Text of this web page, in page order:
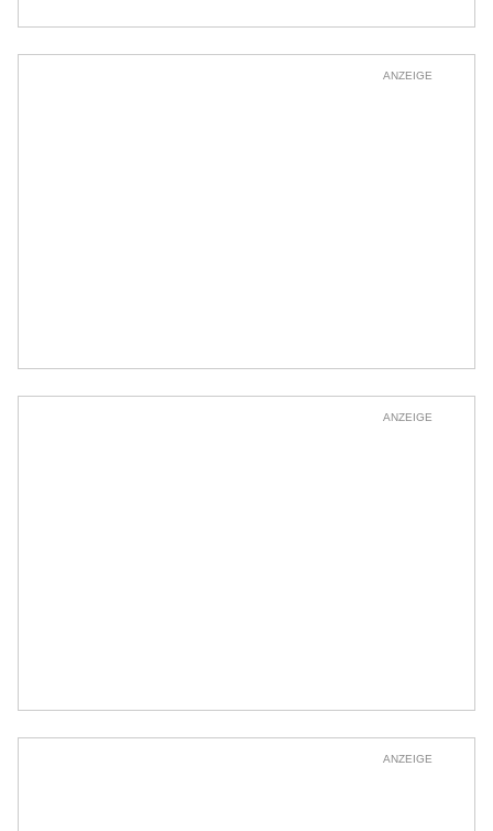
ANZEIGE
ANZEIGE
ANZEIGE